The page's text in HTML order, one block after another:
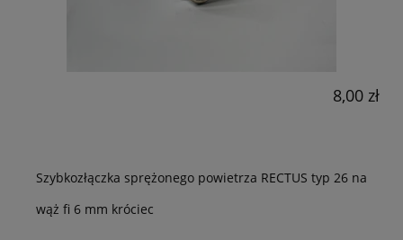
8,00 zł
Szybkozłączka sprężonego powietrza RECTUS typ 26 na
wąż fi 6 mm króciec